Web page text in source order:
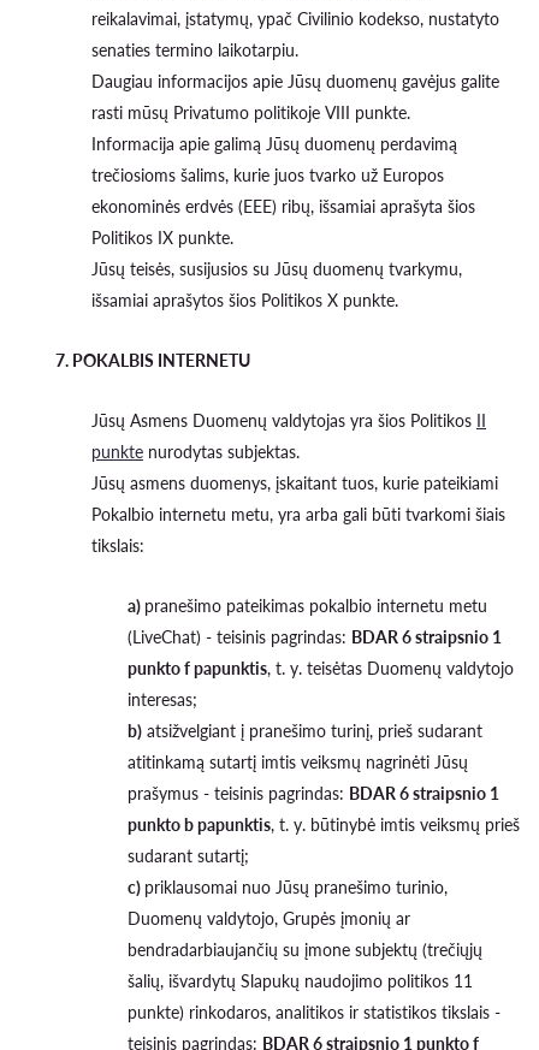
reikalavimai, įstatymų, ypač Civilinio kodekso, nustatyto
senaties termino laikotarpiu.
Daugiau informacijos apie Jūsų duomenų gavėjus galite
rasti mūsų Privatumo politikoje VIII punkte.
Informacija apie galimą Jūsų duomenų perdavimą
trečiosioms šalims, kurie juos tvarko už Europos
ekonominės erdvės (EEE) ribų, išsamiai aprašyta šios
Politikos IX punkte.
Jūsų teisės, susijusios su Jūsų duomenų tvarkymu,
išsamiai aprašytos šios Politikos X punkte.
7. POKALBIS INTERNETU
Jūsų Asmens Duomenų valdytojas yra šios Politikos II
punkte nurodytas subjektas.
Jūsų asmens duomenys, įskaitant tuos, kurie pateikiami
Pokalbio internetu metu, yra arba gali būti tvarkomi šiais
tikslais:
a) pranešimo pateikimas pokalbio internetu metu
(LiveChat) - teisinis pagrindas: BDAR 6 straipsnio 1
punkto f papunktis, t. y. teisėtas Duomenų valdytojo
interesas;
b) atsižvelgiant į pranešimo turinį, prieš sudarant
atitinkamą sutartį imtis veiksmų nagrinėti Jūsų
prašymus - teisinis pagrindas: BDAR 6 straipsnio 1
punkto b papunktis, t. y. būtinybė imtis veiksmų prieš
sudarant sutartį;
c) priklausomai nuo Jūsų pranešimo turinio,
Duomenų valdytojo, Grupės įmonių ar
bendradarbiaujančių su įmone subjektų (trečiųjų
šalių, išvardytų Slapukų naudojimo politikos 11
punkte) rinkodaros, analitikos ir statistikos tikslais -
teisinis pagrindas: BDAR 6 straipsnio 1 punkto f